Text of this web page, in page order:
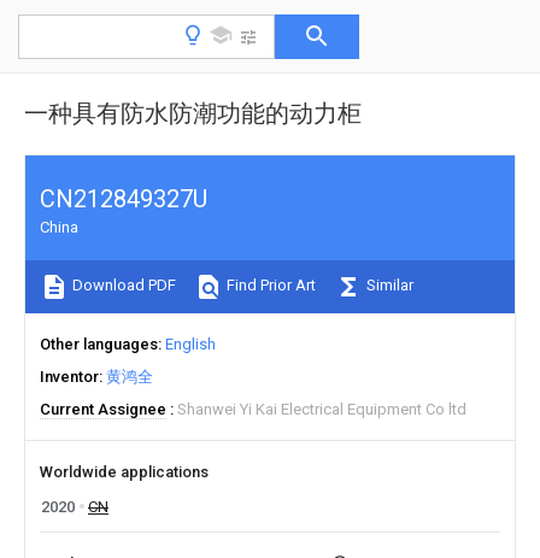
一种具有防水防潮功能的动力柜
CN212849327U
China
Download PDF Find Prior Art Similar
Other languages English
Inventor 黄鸿全
Current Assignee
Shanwei Yi Kai Electrical Equipment Co ltd
Worldwide applications
2020
CN